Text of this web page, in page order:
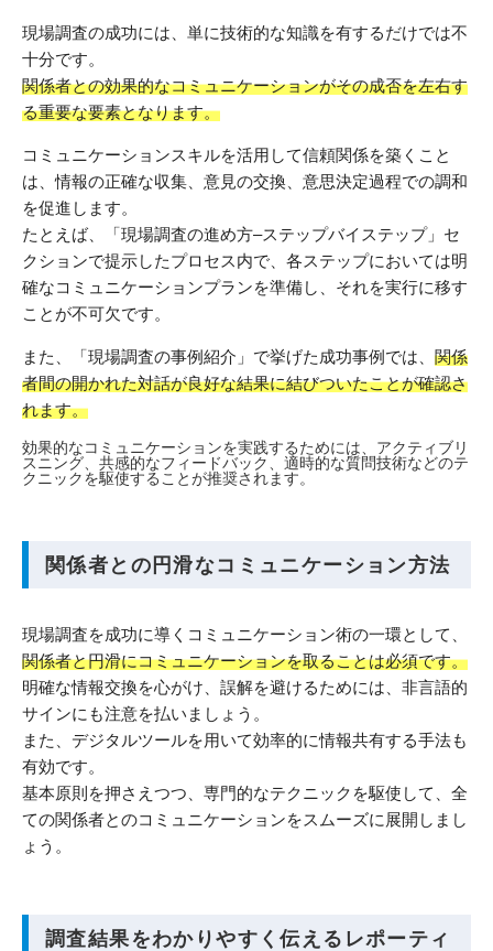
現場調査の成功には、単に技術的な知識を有するだけでは不
十分です。
関係者との効果的なコミュニケーションがその成否を左右す
る重要な要素となります。
コミュニケーションスキルを活用して信頼関係を築くこと
は、情報の正確な収集、意見の交換、意思決定過程での調和
を促進します。
たとえば、「現場調査の進め方–ステップバイステップ」セ
クションで提示したプロセス内で、各ステップにおいては明
確なコミュニケーションプランを準備し、それを実行に移す
ことが不可欠です。
また、「現場調査の事例紹介」で挙げた成功事例では、 関係
者間の開かれた対話が良好な結果に結びついたことが確認さ
れます。
効果的なコミュニケーションを実践するためには、アクティブリ
スニング、共感的なフィードバック、適時的な質問技術などのテ
クニックを駆使することが推奨されます。
関係者との円滑なコミュニケーション方法
現場調査を成功に導くコミュニケーション術の一環として、
関係者と円滑にコミュニケーションを取ることは必須です。
明確な情報交換を心がけ、誤解を避けるためには、非言語的
サインにも注意を払いましょう。
また、デジタルツールを用いて効率的に情報共有する手法も
有効です。
基本原則を押さえつつ、専門的なテクニックを駆使して、全
ての関係者とのコミュニケーションをスムーズに展開しまし
ょう。
調査結果をわかりやすく伝えるレポーティ